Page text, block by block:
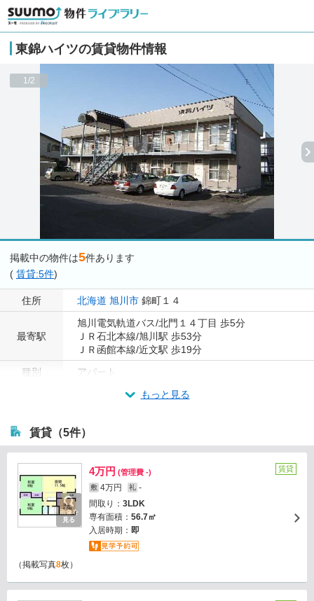
東錦ハイツの賃貸物件情報
1/2
掲載中の物件は5件あります
( 賃貸:5件)
住所 北海道 旭川市 錦町１４
最寄駅
旭川電気軌道バス/北門１４丁目 歩5分
ＪＲ石北本線/旭川駅 歩53分
ＪＲ函館本線/近文駅 歩19分
種別
アパート
もっと見る
賃貸（5件）
画像を
見る
4万円 (管理費 -)
敷 4万円 礼 -
間取り： 3LDK
専有面積： 56.7㎡
入居時期： 即
賃貸
（掲載写真8枚）